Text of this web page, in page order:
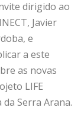
dirigido ao
Javier
e
a este
as novas
LIFE
da Serra Arana.